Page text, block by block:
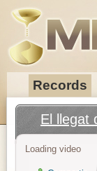
Records
El llegat
Loading video